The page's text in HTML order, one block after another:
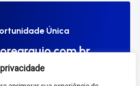
Única
Compre Agora